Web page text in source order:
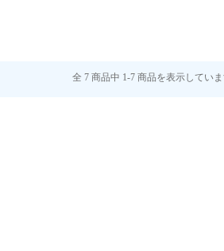
全 7 商品中 1-7 商品を表示していま